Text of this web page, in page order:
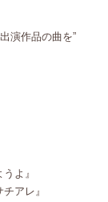
演作品の曲を”
よ』
アレ』